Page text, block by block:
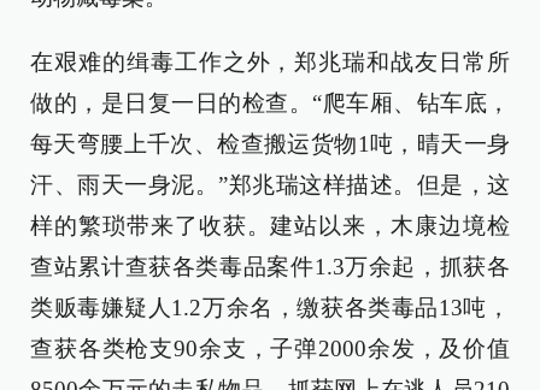
在艰难的缉毒工作之外，郑兆瑞和战友日常所
做的，是日复一日的检查。“爬车厢、钻车底，
每天弯腰上千次、检查搬运货物1吨，晴天一身
汗、雨天一身泥。”郑兆瑞这样描述。但是，这
样的繁琐带来了收获。建站以来，木康边境检
查站累计查获各类毒品案件1.3万余起，抓获各
类贩毒嫌疑人1.2万余名，缴获各类毒品13吨，
查获各类枪支90余支，子弹2000余发，及价值